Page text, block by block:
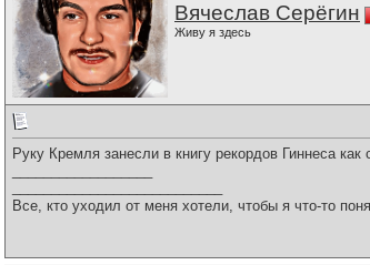
Вячеслав Серёгин
Живу я здесь
Руку Кремля занесли в книгу рекордов Гиннеса
Все, кто уходил от меня хотели, чтобы я что-то